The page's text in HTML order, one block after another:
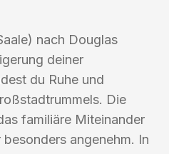
nach Douglas
deiner
du Ruhe und
Die
familiäre Miteinander
angenehm. In